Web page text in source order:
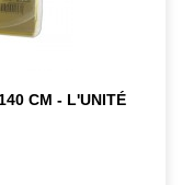
CM - L'UNITÉ